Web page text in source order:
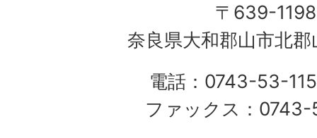
〒639-1198
奈良県大和郡山市北
電話：0743-53-
ファックス：